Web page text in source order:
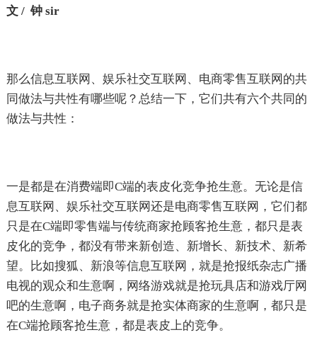
文 / 钟 sir
那么信息互联网、娱乐社交互联网、电商零售互联网的共
同做法与共性有哪些呢？总结一下，它们共有六个共同的
做法与共性：
一是都是在消费端即C端的表皮化竞争抢生意。无论是信
息互联网、娱乐社交互联网还是电商零售互联网，它们都
只是在C端即零售端与传统商家抢顾客抢生意，都只是表
皮化的竞争，都没有带来新创造、新增长、新技术、新希
望。比如搜狐、新浪等信息互联网，就是抢报纸杂志广播
电视的观众和生意啊，网络游戏就是抢玩具店和游戏厅网
吧的生意啊，电子商务就是抢实体商家的生意啊，都只是
在C端抢顾客抢生意，都是表皮上的竞争。